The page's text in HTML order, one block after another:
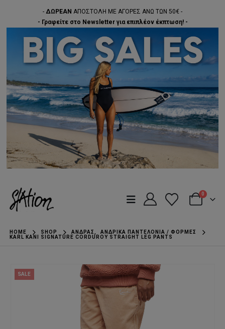
- ΔΩΡΕΑΝ ΑΠΟΣΤΟΛΗ ΜΕ ΑΓΟΡΕΣ ΑΝΩ ΤΩΝ 50€ -
- Γραφείτε στο Newsletter για επιπλέον έκπτωση! -
0
HOME SHOP ΆΝΔΡΑΣ,
ΑΝΔΡΙΚΆ ΠΑΝΤΕΛΌΝΙΑ / ΦΌΡΜΕΣ
KARL KANI SIGNATURE CORDUROY STRAIGHT LEG PANTS
SALE